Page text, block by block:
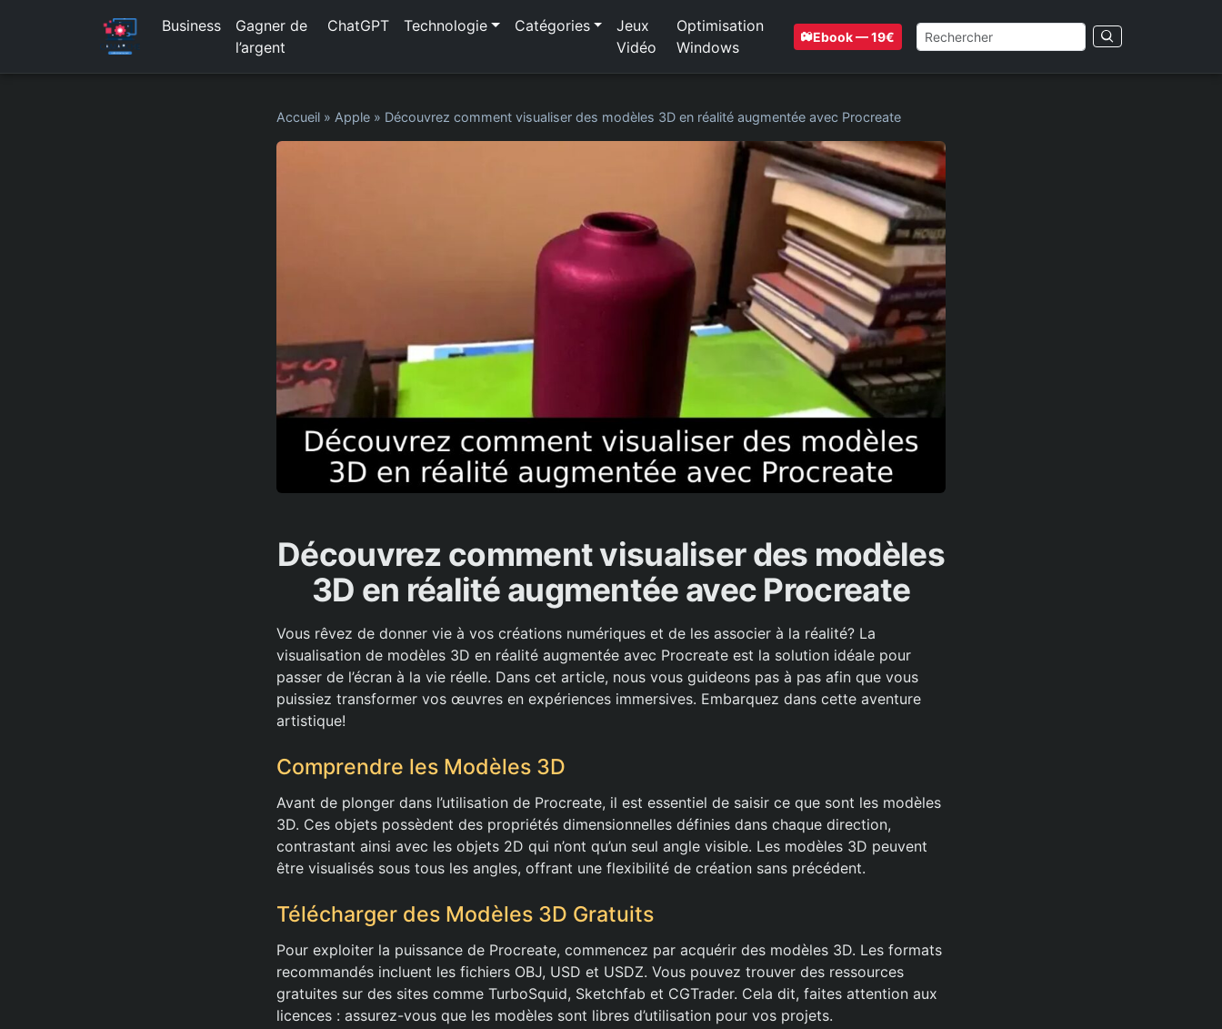
Business
Gagner de
l’argent
ChatGPT Technologie Catégories
Jeux
Vidéo
Optimisation
Windows
Ebook — 19€
Accueil » Apple » Découvrez comment visualiser des modèles 3D en réalité augmentée avec Procreate
Découvrez comment visualiser des modèles
3D en réalité augmentée avec Procreate
Vous rêvez de donner vie à vos créations numériques et de les associer à la réalité? La
visualisation de modèles 3D en réalité augmentée avec Procreate est la solution idéale pour
passer de l’écran à la vie réelle. Dans cet article, nous vous guideons pas à pas afin que vous
puissiez transformer vos œuvres en expériences immersives. Embarquez dans cette aventure
artistique!
Comprendre les Modèles 3D
Avant de plonger dans l’utilisation de Procreate, il est essentiel de saisir ce que sont les modèles
3D. Ces objets possèdent des propriétés dimensionnelles définies dans chaque direction,
contrastant ainsi avec les objets 2D qui n’ont qu’un seul angle visible. Les modèles 3D peuvent
être visualisés sous tous les angles, offrant une flexibilité de création sans précédent.
Télécharger des Modèles 3D Gratuits
Pour exploiter la puissance de Procreate, commencez par acquérir des modèles 3D. Les formats
recommandés incluent les fichiers OBJ, USD et USDZ. Vous pouvez trouver des ressources
gratuites sur des sites comme TurboSquid, Sketchfab et CGTrader. Cela dit, faites attention aux
licences : assurez-vous que les modèles sont libres d’utilisation pour vos projets.